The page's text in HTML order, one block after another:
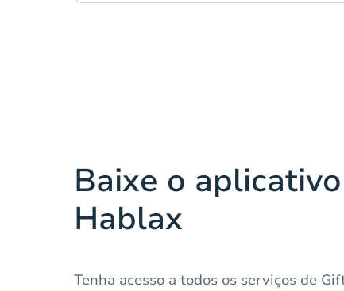
Baixe o
Hablax
Tenha acesso a todos os serviços de